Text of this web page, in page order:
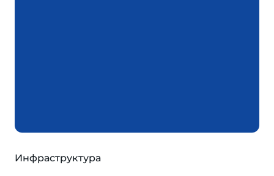
Инфраструктура